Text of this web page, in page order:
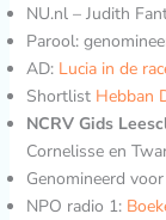
NU.nl – Judith
Parool:
AD: Lucia in de
ShortlistHebban
NCRV Gids
Cornelisse en
Genomineerd
NPO radio 1: